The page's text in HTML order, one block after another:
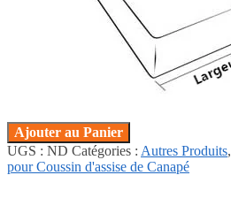
Ajouter au Panier
UGS : ND Catégories : Autres Produits,
pour Coussin d'assise de Canapé